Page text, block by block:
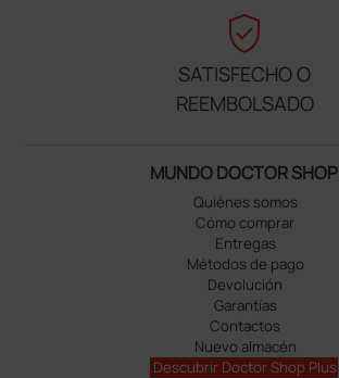
verified_user
SATISFECHO O
REEMBOLSADO
MUNDO DOCTOR SHOP
Quiénes somos
Cómo comprar
Entregas
Métodos de pago
Devolución
Garantías
Contactos
Nuevo almacén
Descubrir Doctor Shop Plus